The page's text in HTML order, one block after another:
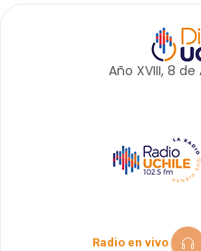
Año XVIII, 8 de
Radio en vivo